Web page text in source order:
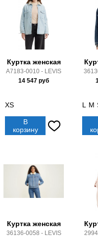
Куртка женская
A7183-0010 - LEVIS
14 547 руб
XS
В
корзину
L M
Куртка женская
36136-0058 - LEVIS